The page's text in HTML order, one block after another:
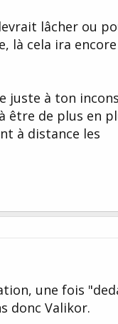
lâcher ou
là cela ira
juste à ton
être de plus en
à distance les
une fois
donc Valikor.